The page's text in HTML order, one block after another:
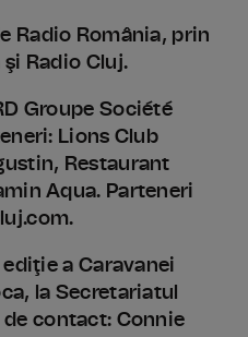
Radio România, prin
Radio Cluj.
Groupe Société
Lions Club
Restaurant
Aqua. Parteneri
a Caravanei
la Secretariatul
de contact: Connie